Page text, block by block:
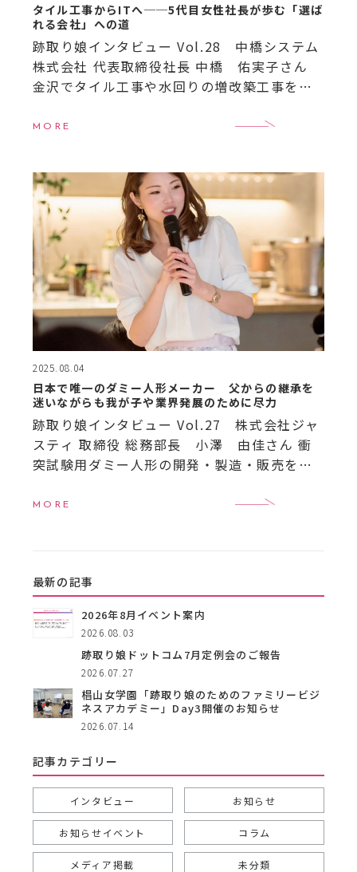
タイル工事からITへ──5代目女性社長が歩む「選ば
れる会社」への道
跡取り娘インタビュー Vol.28 中橋システム
株式会社 代表取締役社長 中橋 佑実子さん
金沢でタイル工事や水回りの増改築工事を請
を経て、今では全国の建築資材・住設の卸売
MORE
2025.08.04
日本で唯一のダミー人形メーカー 父からの継承を
迷いながらも我が子や業界発展のために尽力
跡取り娘インタビュー Vol.27 株式会社ジャ
スティ 取締役 総務部長 小澤 由佳さん 衝
突試験用ダミー人形の開発・製造・販売を行
ィ」。創業者の娘・小澤由佳さんはブライダ
MORE
最新の記事
2026年8月イベント案内
2026.08.03
跡取り娘ドットコム7月定例会のご報告
2026.07.27
椙山女学園「跡取り娘のためのファミリービジ
ネスアカデミー」Day3開催のお知らせ
2026.07.14
記事カテゴリー
インタビュー お知らせ
お知らせイベント コラム
メディア掲載 未分類